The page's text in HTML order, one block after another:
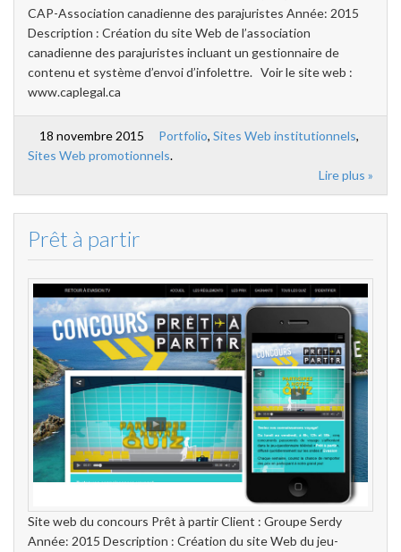
CAP-Association canadienne des parajuristes Année: 2015
Description : Création du site Web de l’association
canadienne des parajuristes incluant un gestionnaire de
contenu et système d’envoi d’infolettre. Voir le site web :
www.caplegal.ca
18 novembre 2015 Portfolio, Sites Web institutionnels,
Sites Web promotionnels.
Lire plus »
Prêt à partir
Site web du concours Prêt à partir Client : Groupe Serdy
Année: 2015 Description : Création du site Web du jeu-